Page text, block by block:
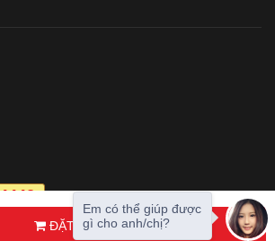
ĐẶT HÀNG
Em có thể giúp được
gì cho anh/chị?